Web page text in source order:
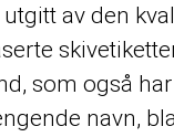
av den
som også
navn,